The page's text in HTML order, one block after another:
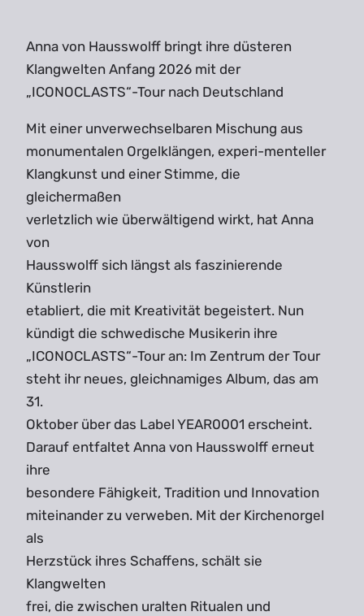
Anna von Hausswolff bringt ihre düsteren
Klangwelten Anfang 2026 mit der
„ICONOCLASTS“-Tour nach Deutschland
Mit einer unverwechselbaren Mischung aus
monumentalen Orgelklängen, experi-menteller
Klangkunst und einer Stimme, die
gleichermaßen
verletzlich wie überwältigend wirkt, hat Anna
von
Hausswolff sich längst als faszinierende
Künstlerin
etabliert, die mit Kreativität begeistert. Nun
kündigt die schwedische Musikerin ihre
„ICONOCLASTS“-Tour an: Im Zentrum der Tour
steht ihr neues, gleichnamiges Album, das am
31.
Oktober über das Label YEAR0001 erscheint.
Darauf entfaltet Anna von Hausswolff erneut
ihre
besondere Fähigkeit, Tradition und Innovation
miteinander zu verweben. Mit der Kirchenorgel
als
Herzstück ihres Schaffens, schält sie
Klangwelten
frei, die zwischen uralten Ritualen und